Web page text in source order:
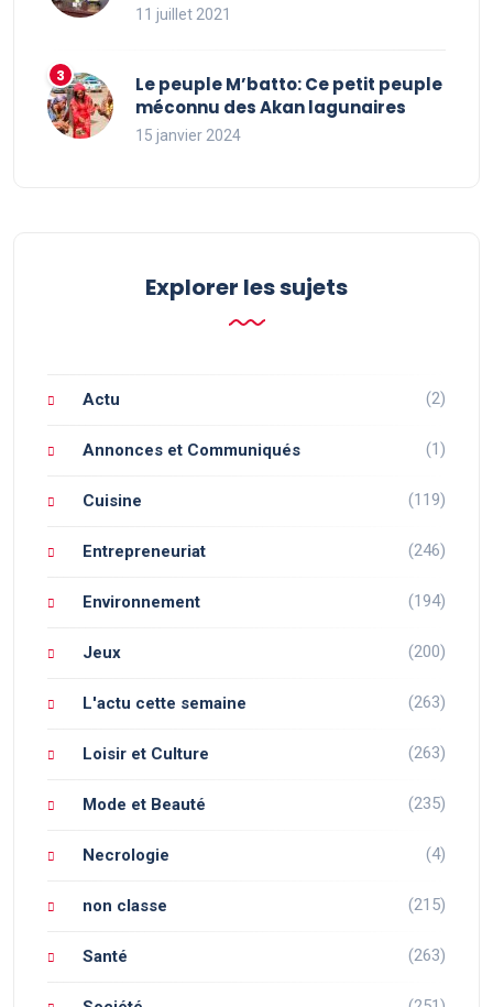
11 juillet 2021
Le peuple M’batto: Ce petit peuple
méconnu des Akan lagunaires
15 janvier 2024
Explorer les sujets
Actu (2)
Annonces et Communiqués (1)
Cuisine (119)
Entrepreneuriat (246)
Environnement (194)
Jeux (200)
L'actu cette semaine (263)
Loisir et Culture (263)
Mode et Beauté (235)
Necrologie (4)
non classe (215)
Santé (263)